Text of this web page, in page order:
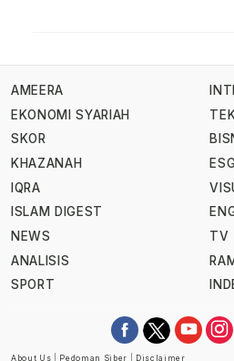
AMEERA
EKONOMI SYARIAH
SKOR
KHAZANAH
IQRA
ISLAM DIGEST
NEWS
ANALISIS
SPORT
TV
About Us Pedoman Siber Disclaimer